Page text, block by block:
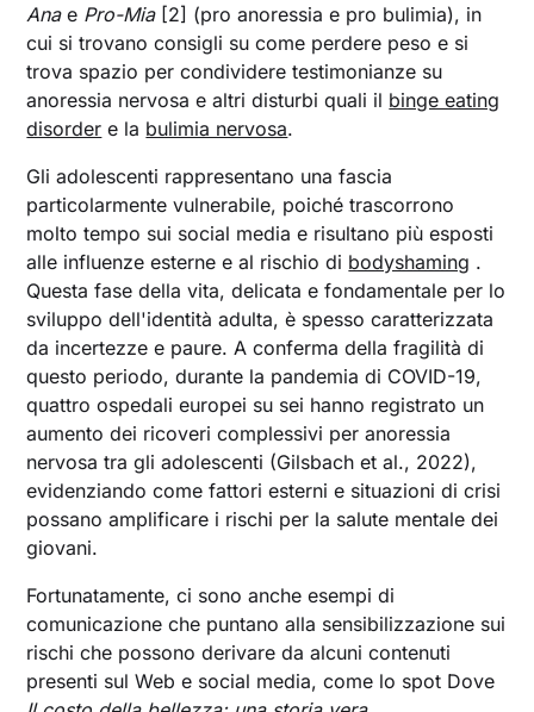
Anae Pro-Mia[2] (pro anoressia e pro bulimia), in
cui si trovano consigli su come perdere peso e si
trova spazio per condividere testimonianze su
anoressia nervosa e altri disturbi quali il binge eating
disorder e la bulimia nervosa.
Gli adolescenti rappresentano una fascia
particolarmente vulnerabile, poiché trascorrono
molto tempo sui social media e risultano più esposti
alle influenze esterne e al rischio di bodyshaming .
Questa fase della vita, delicata e fondamentale per lo
sviluppo dell'identità adulta, è spesso caratterizzata
da incertezze e paure. A conferma della fragilità di
questo periodo, durante la pandemia di COVID-19,
quattro ospedali europei su sei hanno registrato un
aumento dei ricoveri complessivi per anoressia
nervosa tra gli adolescenti (Gilsbach et al., 2022),
evidenziando come fattori esterni e situazioni di crisi
possano amplificare i rischi per la salute mentale dei
giovani.
Fortunatamente, ci sono anche esempi di
comunicazione che puntano alla sensibilizzazione sui
rischi che possono derivare da alcuni contenuti
presenti sul Web e social media, come lo spot Dove